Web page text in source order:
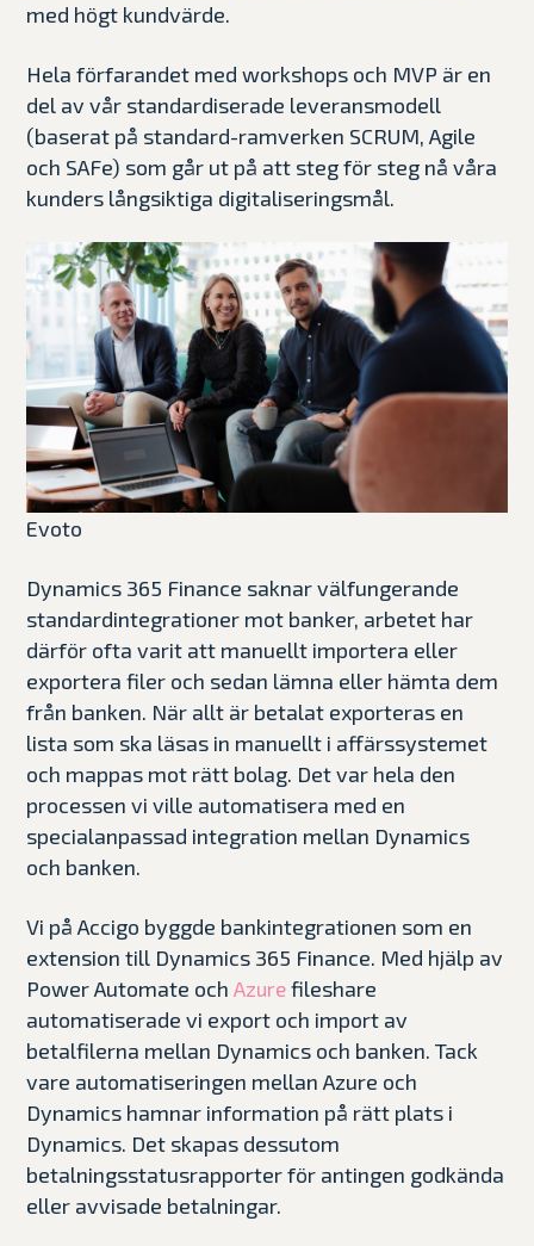
med högt kundvärde.
Hela förfarandet med workshops och MVP är en
del av vår standardiserade leveransmodell
(baserat på standard-ramverken SCRUM, Agile
och SAFe) som går ut på att steg för steg nå våra
kunders långsiktiga digitaliseringsmål.
Evoto
Dynamics 365 Finance saknar välfungerande
standardintegrationer mot banker, arbetet har
därför ofta varit att manuellt importera eller
exportera filer och sedan lämna eller hämta dem
från banken. När allt är betalat exporteras en
lista som ska läsas in manuellt i affärssystemet
och mappas mot rätt bolag. Det var hela den
processen vi ville automatisera med en
specialanpassad integration mellan Dynamics
och banken.
Vi på Accigo byggde bankintegrationen som en
extension till Dynamics 365 Finance. Med hjälp av
Power Automate ochAzure fileshare
automatiserade vi export och import av
betalfilerna mellan Dynamics och banken. Tack
vare automatiseringen mellan Azure och
Dynamics hamnar information på rätt plats i
Dynamics. Det skapas dessutom
betalningsstatusrapporter för antingen godkända
eller avvisade betalningar.